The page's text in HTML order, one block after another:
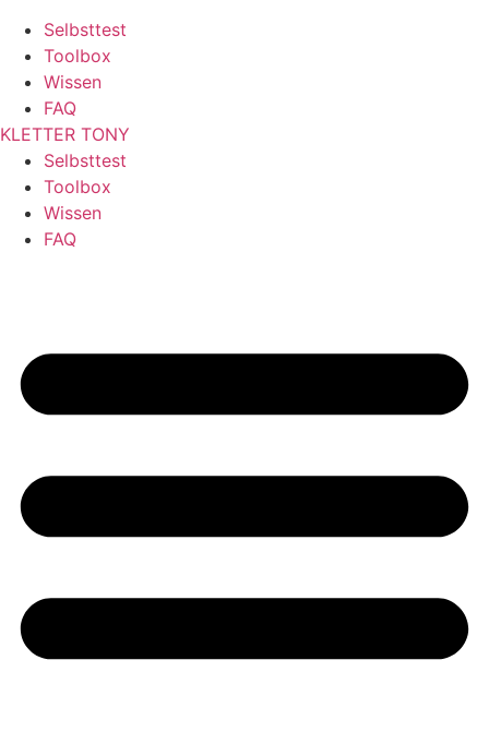
Selbsttest
Toolbox
Wissen
FAQ
KLETTER TONY
Selbsttest
Toolbox
Wissen
FAQ